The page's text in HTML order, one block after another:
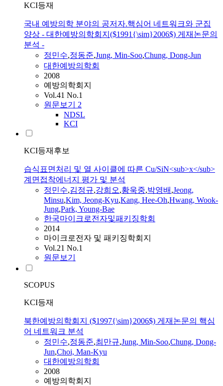
KCI등재
국내 예방의학 분야의 공저자.핵심어 네트워크와 군집
양상 - 대한예방의학회지($1991{\sim}2006$) 게재논문의
분석 -
정민수,정동준,Jung, Min-Soo,Chung, Dong-Jun
대한예방의학회
2008
예방의학회지
Vol.41 No.1
원문보기 2
NDSL
KCI
KCI등재후보
습식표면처리 및 열 사이클에 따른 Cu/SiN<sub>x</sub>
계면접착에너지 평가 및 분석
정민수,김정규,강희오,황욱중,박영배 ,Jeong,
Minsu,Kim, Jeong-Kyu,Kang, Hee-Oh,Hwang, Wook-
Jung,Park, Young-Bae
한국마이크로전자및패키징학회
2014
마이크로전자 및 패키징학회지
Vol.21 No.1
원문보기
SCOPUS
KCI등재
북한예방의학회지 ($1997{\sim}2006$) 게재논문의 핵심
어 네트워크 분석
정민수,정동준,최만규,Jung, Min-Soo,Chung, Dong-
Jun,Choi, Man-Kyu
대한예방의학회
2008
예방의학회지